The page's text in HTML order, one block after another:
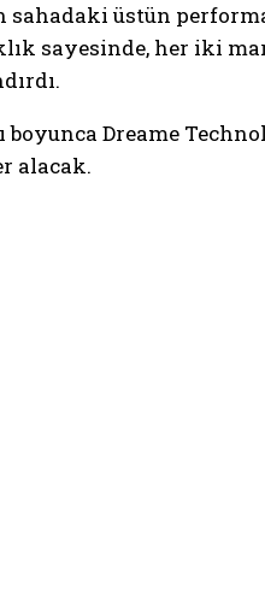
üstün
sayesinde, her iki
Dreame
alacak.